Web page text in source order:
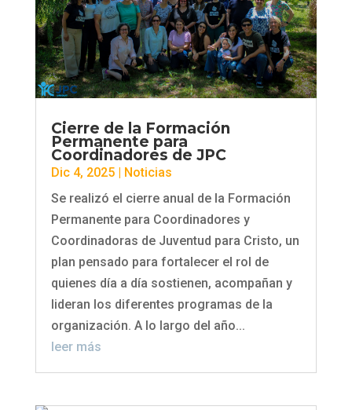
Cierre de la Formación
Permanente para
Coordinadores de JPC
Dic 4, 2025| Noticias
Se realizó el cierre anual de la Formación
Permanente para Coordinadores y
Coordinadoras de Juventud para Cristo, un
plan pensado para fortalecer el rol de
quienes día a día sostienen, acompañan y
lideran los diferentes programas de la
organización. A lo largo del año...
leer más